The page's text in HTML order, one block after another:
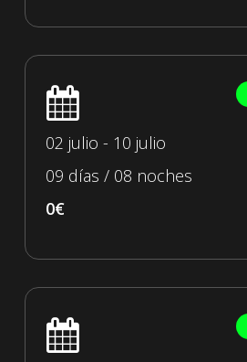
02 julio - 10 julio
09 días / 08 noches
0€